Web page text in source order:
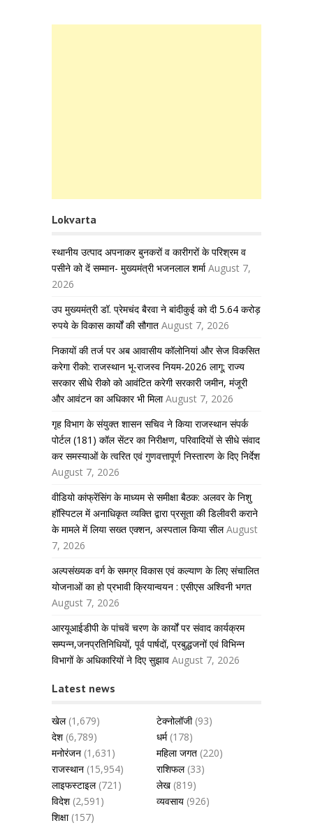
Lokvarta
स्थानीय उत्पाद अपनाकर बुनकरों व कारीगरों के परिश्रम व
पसीने को दें सम्मान- मुख्यमंत्री भजनलाल शर्मा August 7,
2026
उप मुख्यमंत्री डॉ. प्रेमचंद बैरवा ने बांदीकुई को दी 5.64 करोड़
रुपये के विकास कार्यों की सौगात August 7, 2026
निकायों की तर्ज पर अब आवासीय कॉलोनियां और सेज विकसित
करेगा रीको: राजस्थान भू-राजस्व नियम-2026 लागू; राज्य
सरकार सीधे रीको को आवंटित करेगी सरकारी जमीन, मंजूरी
और आवंटन का अधिकार भी मिला August 7, 2026
गृह विभाग के संयुक्त शासन सचिव ने किया राजस्थान संपर्क
पोर्टल (181) कॉल सेंटर का निरीक्षण, परिवादियों से सीधे संवाद
कर समस्याओं के त्वरित एवं गुणवत्तापूर्ण निस्तारण के दिए निर्देश
August 7, 2026
वीडियो कांफ्रेंसिंग के माध्यम से समीक्षा बैठक: अलवर के निशु
हॉस्पिटल में अनाधिकृत व्यक्ति द्वारा प्रसूता की डिलीवरी कराने
के मामले में लिया सख्त एक्शन, अस्पताल किया सील August
7, 2026
अल्पसंख्यक वर्ग के समग्र विकास एवं कल्याण के लिए संचालित
योजनाओं का हो प्रभावी क्रियान्वयन : एसीएस अश्विनी भगत
August 7, 2026
आरयूआईडीपी के पांचवें चरण के कार्यों पर संवाद कार्यक्रम
सम्पन्न,जनप्रतिनिधियों, पूर्व पार्षदों, प्रबुद्धजनों एवं विभिन्न
विभागों के अधिकारियों ने दिए सुझाव August 7, 2026
Latest news
खेल(1,679) टेक्नोलॉजी(93)
देश(6,789) धर्म(178)
मनोरंजन (1,631) महिला जगत (220)
राजस्थान (15,954) राशिफल(33)
लाइफस्टाइल(721) लेख (819)
विदेश(2,591) व्यवसाय (926)
शिक्षा(157)